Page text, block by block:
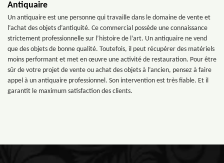
Antiquaire
Un antiquaire est une personne qui travaille dans le domaine de vente et
l’achat des objets d’antiquité. Ce commercial possède une connaissance
strictement professionnelle sur l’histoire de l’art. Un antiquaire ne vend
que des objets de bonne qualité. Toutefois, il peut récupérer des matériels
moins performant et met en œuvre une activité de restauration. Pour être
sûr de votre projet de vente ou achat des objets à l’ancien, pensez à faire
appel à un antiquaire professionnel. Son intervention est très fiable. Et il
garantit le maximum satisfaction des clients.